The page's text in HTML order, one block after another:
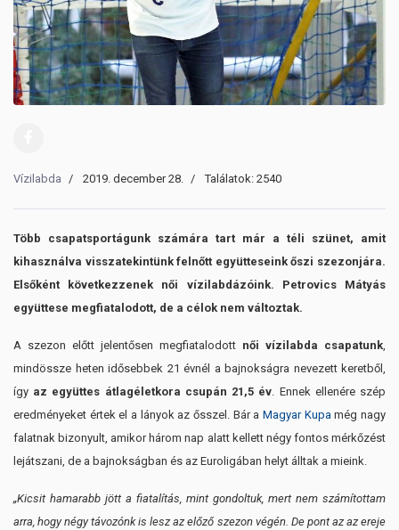
Vízilabda 2019. december 28. Találatok: 2540
Több csapatsportágunk számára tart már a téli szünet, amit
kihasználva visszatekintünk felnőtt együtteseink őszi szezonjára.
Elsőként következzenek női vízilabdázóink. Petrovics Mátyás
együttese megfiatalodott, de a célok nem változtak.
A szezon előtt jelentősen megfiatalodott női vízilabda csapatunk,
mindössze heten idősebbek 21 évnél a bajnokságra nevezett keretből,
így az együttes átlagéletkora csupán 21,5 év. Ennek ellenére szép
eredményeket értek el a lányok az ősszel. Bár a Magyar Kupamég nagy
falatnak bizonyult, amikor három nap alatt kellett négy fontos mérkőzést
lejátszani, de a bajnokságban és az Euroligában helyt álltak a mieink.
„Kicsit hamarabb jött a fiatalítás, mint gondoltuk, mert nem számítottam
arra, hogy négy távozónk is lesz az előző szezon végén. De pont az az ereje